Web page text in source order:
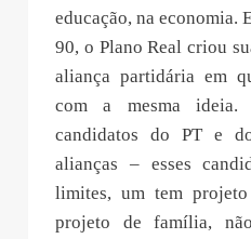
educação, na economia.
90, o Plano Real criou
aliança partidária em
com a mesma
candidatos do PT e
alianças – esses
limites, um tem
projeto de família,